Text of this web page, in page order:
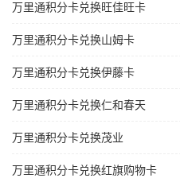
万里通积分卡兑换旺佳旺卡
万里通积分卡兑换山姆卡
万里通积分卡兑换伊藤卡
万里通积分卡兑换仁和春天
万里通积分卡兑换茂业
万里通积分卡兑换红旗购物卡